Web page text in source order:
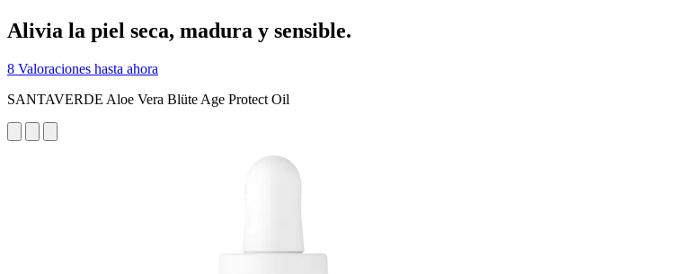
Alivia la piel seca, madura y sensible.
8 Valoraciones hasta ahora
SANTAVERDE Aloe Vera Blüte Age Protect Oil